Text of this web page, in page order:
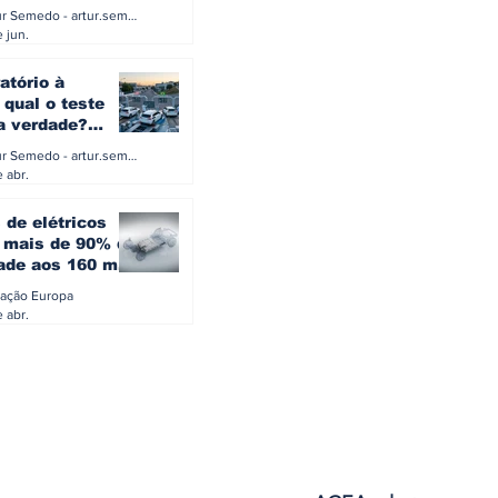
Artur Semedo - artur.semedo@publiracing.pt
jun.
à
qual o teste
verdade?
Artur Semedo - artur.semedo@publiracing.pt
abr.
de elétricos
de 90% da
aos 160 mil
Europa
abr.